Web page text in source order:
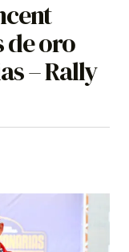
de oro
– Rally